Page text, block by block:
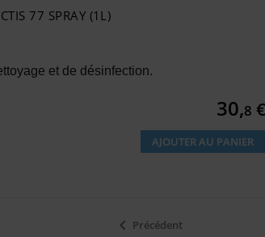
77 SPRAY (1L)
et de désinfection.
Prix
30,8 €
AJOUTER AU PANIER
 Précédent